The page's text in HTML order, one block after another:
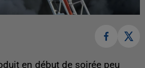
en début de soirée peu